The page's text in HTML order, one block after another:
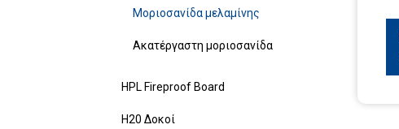
Μοριοσανίδα μελαμίνης
Ακατέργαστη μοριοσανίδα
HPL Fireproof Board
H20 Δοκοί